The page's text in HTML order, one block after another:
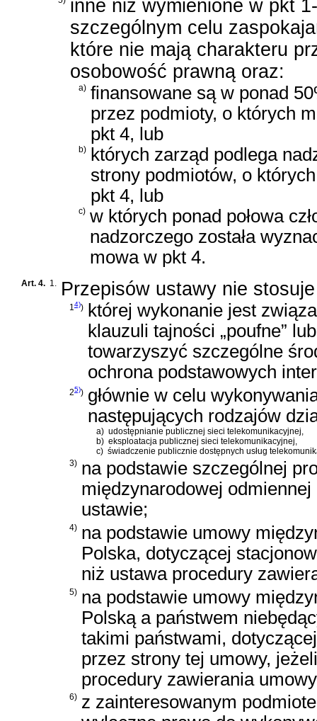
inne niż wymienione w pkt
szczególnym celu
które nie mają charakteru
osobowość prawną oraz:
a) finansowane są w ponad
przez podmioty, o których
pkt 4, lub
b) których zarząd podlega
strony podmiotów, o
pkt 4, lub
c) w których ponad połowa
nadzorczego została
mowa w pkt 4.
Art. 4. 1. Przepisów ustawy nie
14))
której wykonanie jest
klauzuli tajności „poufne”
towarzyszyć szczególne
ochrona podstawowych
25)) głównie w celu
następujących rodzajów
a) udostępnianie publicznej sieci telekomunikacyjnej,
b) eksploatacja publicznej sieci telekomunikacyjnej,
c) świadczenie publicznie dostępnych usług
3) na podstawie szczególnej
międzynarodowej
ustawie;
4) na podstawie umowy
Polska, dotyczącej
niż ustawa procedury
5) na podstawie umowy
Polską a państwem
takimi państwami,
przez strony tej umowy,
procedury zawierania
6) z zainteresowanym